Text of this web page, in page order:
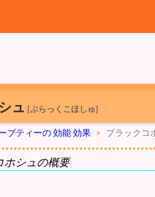
ュ [ぶらっくこほしゅ]
ブティーの 効能 効果 > ブラックコ
ホシュの概要